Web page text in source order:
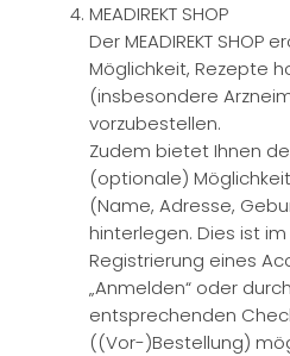
MEADIREKT SHOP
Der MEADIREKT SHOP
Möglichkeit, Rezepte
(insbesondere
vorzubestellen.
Zudem bietet Ihnen der
(optionale)
(Name, Adresse,
hinterlegen. Dies ist
Registrierung eines
„Anmelden“ oder
entsprechenden
((Vor-)Bestellung)